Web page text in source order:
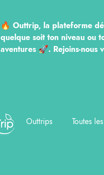
🔥 Outtrip, la plateforme
quelque soit ton niveau ou
aventures 🚀. Rejoins-
Outtrips Toutes